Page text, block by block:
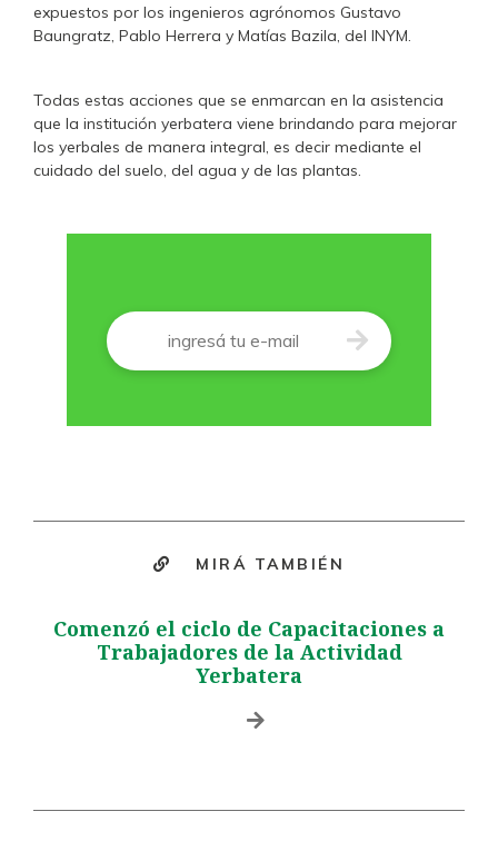
expuestos por los ingenieros agrónomos Gustavo
Baungratz, Pablo Herrera y Matías Bazila, del INYM.
Todas estas acciones que se enmarcan en la asistencia
que la institución yerbatera viene brindando para mejorar
los yerbales de manera integral, es decir mediante el
cuidado del suelo, del agua y de las plantas.
Correo
MIRÁ TAMBIÉN
Comenzó el ciclo de Capacitaciones a
Trabajadores de la Actividad
Yerbatera